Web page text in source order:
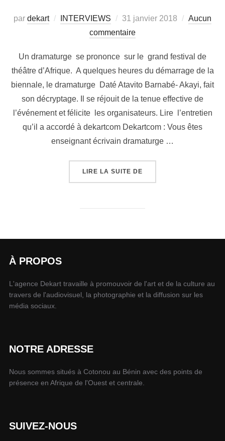
par dekart INTERVIEWS 31 janvier 2018
Aucun
commentaire
Un dramaturge se prononce sur le grand festival de
théâtre d’Afrique. A quelques heures du démarrage de la
biennale, le dramaturge Daté Atavito Barnabé- Akayi, fait
son décryptage. Il se réjouit de la tenue effective de
l’événement et félicite les organisateurs. Lire l’entretien
qu’il a accordé à dekartcom Dekartcom : Vous êtes
enseignant écrivain dramaturge …
LIRE LA SUITE DE
À PROPOS
L'agence Dekart travaille à promouvoir de l'art et de la culture au
travers de l'audiovisuel, la photographie et la diffusion sur les
média sociaux.
NOTRE ADRESSE
Nous sommes situés à Cotonou au Bénin avec des points de
présence en Afrique de l'Ouest et centrale.
SUIVEZ-NOUS